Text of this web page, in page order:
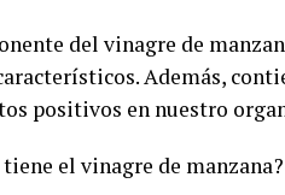
del vinagre de
Además,
positivos en nuestro
el vinagre de manzana?